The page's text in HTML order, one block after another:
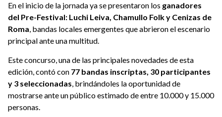
En el inicio de la jornada ya se presentaron los ganadores
del Pre-Festival: Luchi Leiva, Chamullo Folk y Cenizas de
Roma, bandas locales emergentes que abrieron el escenario
principal ante una multitud.
Este concurso, una de las principales novedades de esta
edición, contó con 77 bandas inscriptas, 30 participantes
y 3 seleccionadas , brindándoles la oportunidad de
mostrarse ante un público estimado de entre 10.000 y 15.000
personas.